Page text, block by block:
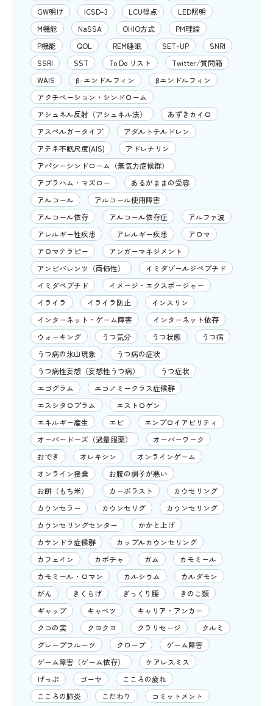
GW明け
ICSD-3 LCU得点
LED照明
M機能
NaSSA OHIO方式
PM理論
P機能
QOL REM睡眠 SET-UP
SNRI
SSRI
SST To Do リスト
Twitter/質問箱
WAIS
β-エンドルフィン
βエンドルフィン
アクチベーション・シンドローム
アシュネル反射（アシュネル法）
あずきカイロ
アスペルガータイプ
アダルトチルドレン
アテネ不眠尺度(AIS)
アドレナリン
アパシーシンドローム（無気力症候群）
アブラハム・マズロー
あるがままの受容
アルコール
アルコール使用障害
アルコール依存
アルコール依存症
アルファ波
アレルギー性疾患
アレルギー疾患
アロマ
アロマテラピー
アンガーマネジメント
アンビバレンツ（両価性）
イミダゾールジペプチド
イミダペプチド
イメージ・エクスポージャー
イライラ
イライラ防止
インスリン
インターネット・ゲーム障害
インターネット依存
ウォーキング
うつ気分 うつ状態
うつ病
うつ病の氷山現象
うつ病の症状
うつ病性妄想（妄想性うつ病）
うつ症状
エゴグラム
エコノミークラス症候群
エスシタロプラム
エストロゲン
エネルギー産生
エビ
エンプロイアビリティ
オーバードーズ（過量服薬）
オーバーワーク
おでき
オレキシン
オンラインゲーム
オンライン授業
お腹の調子が悪い
お餅（もち米）
カーボラスト
カウセリング
カウンセラー
カウンセリグ
カウンセリング
カウンセリングセンター
かかと上げ
カサンドラ症候群
カップルカウンセリング
カフェイン
カボチャ ガム
カモミール
カモミール・ロマン
カルシウム
カルダモン
がん
きくらげ ぎっくり腰
きのこ類
ギャップ
キャベツ
キャリア・アンカー
クコの実
クヨクヨ クラリセージ
クルミ
グレープフルーツ
クローブ
ゲーム障害
ゲーム障害（ゲーム依存）
ケアレスミス
げっぷ
ゴーヤ
こころの疲れ
こころの肺炎
こだわり コミットメント